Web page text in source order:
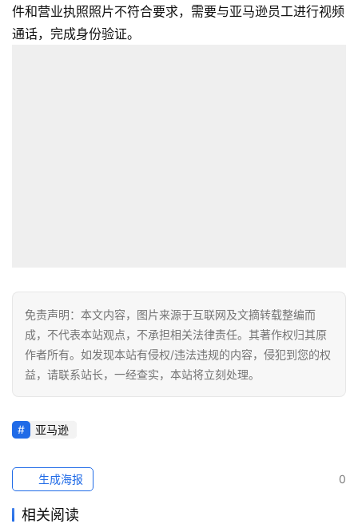
件和营业执照照片不符合要求，需要与亚马逊员工进行视频
通话，完成身份验证。
免责声明：本文内容，图片来源于互联网及文摘转载整编而
成，不代表本站观点，不承担相关法律责任。其著作权归其原
作者所有。如发现本站有侵权/违法违规的内容，侵犯到您的权
益，请联系站长，一经查实，本站将立刻处理。
亚马逊
0
生成海报
相关阅读